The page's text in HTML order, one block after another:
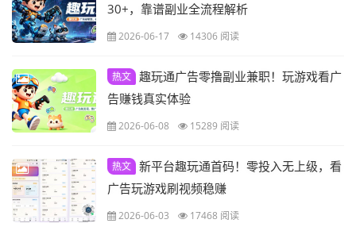
30+，靠谱副业全流程解析
2026-06-17 14306 阅读
热文 趣玩通广告零撸副业兼职！玩游戏看广
告赚钱真实体验
2026-06-08 15289 阅读
热文 新平台趣玩通首码！零投入无上级，看
广告玩游戏刷视频稳赚
2026-06-03 17468 阅读